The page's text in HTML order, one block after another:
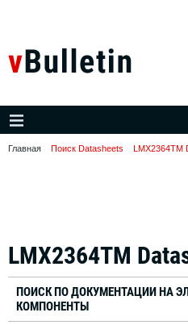
Главная Поиск Datasheets LMX2364TM
LMX2364TM
ПОИСК ПО ДОКУМЕНТАЦИИ НА
КОМПОНЕНТЫ